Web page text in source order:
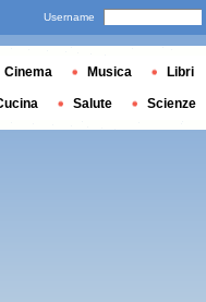
Username
Cinema Musica Libri
Salute Scienze